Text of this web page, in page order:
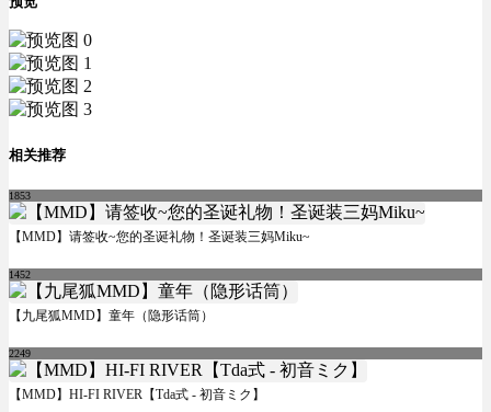
相关推荐
1853
【MMD】请签收~您的圣诞礼物！圣诞装三妈Miku~
1452
【九尾狐MMD】童年（隐形话筒）
2249
【MMD】HI-FI RIVER【Tda式 - 初音ミク】